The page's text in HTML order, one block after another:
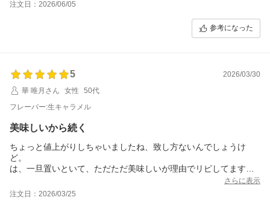
注文日：2026/06/05
参考になった
5
2026/03/30
華 唯月さん
女性
50代
フレーバー:生キャラメル
美味しいから続く
ちょっと値上がりしちゃいましたね、致し方ないんでしょうけ
ど。
は、一旦置いといて、ただただ美味しいが理由でリピしてます
低脂肪乳だったり、低糖質の調整豆乳だったり、やっぱり乳系も
さらに表示
注文日：2026/03/25